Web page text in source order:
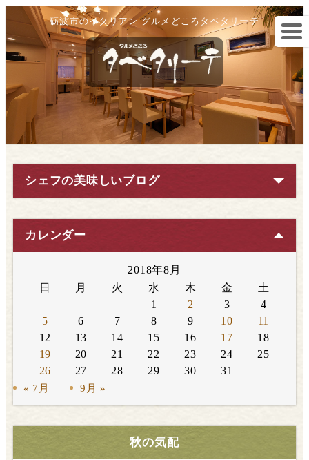
砺波市のイタリアン グルメどころタベタリーテ
シェフの美味しいブログ
カレンダー
2018年8月
日
月 火 水 木 金
土
1
2 3
4
5
6 7 8 9 10
11
12
13 14 15 16 17
18
19
20 21 22 23 24
25
26
27 28 29 30 31
« 7月 9月 »
秋の気配